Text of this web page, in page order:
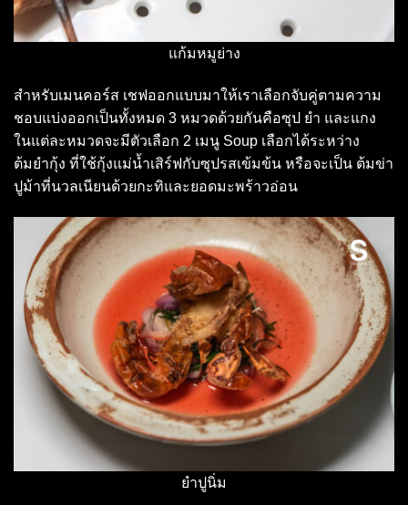
แก้มหมูย่าง
สำหรับเมนคอร์ส เชฟออกแบบมาให้เราเลือกจับคู่ตามความ
ชอบแบ่งออกเป็นทั้งหมด 3 หมวดด้วยกันคือซุป ยำ และแกง
ในแต่ละหมวดจะมีตัวเลือก 2 เมนู Soup เลือกได้ระหว่าง
ต้มยำกุ้ง ที่ใช้กุ้งแม่น้ำเสิร์ฟกับซุปรสเข้มข้น หรือจะเป็น ต้มข่า
ปูม้าที่นวลเนียนด้วยกะทิและยอดมะพร้าวอ่อน
ยำปูนิ่ม